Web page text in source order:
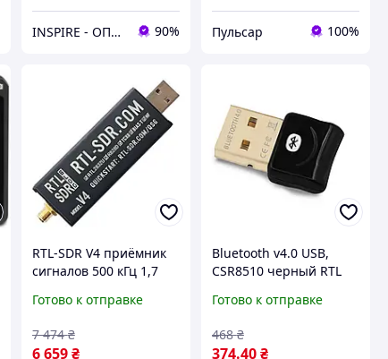
INSPIRE - ОПТОВІ ПРОДАЖІ ТА БЕЗГОТІВКА ДЛЯ БІЗНЕСУ 90% Пульсар 100%
RTL-SDR V4 приёмник
сигналов 500 кГц 1,7
R828D tuner, 1PPM
(831679)
Готово к отправке
6 659 ₴
7 474 ₴
Bluetooth v4.0 USB,
CSR8510 черный RTL
Готово к отправке
374.40₴
468 ₴